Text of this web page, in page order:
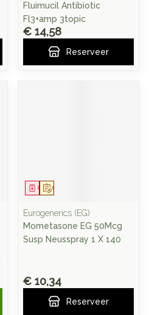
Fluimucil Antibiotic
Fl3+amp 3topic
€ 14,58
Reserveer
Op voorschrift
Geneesmiddel
Eurogenerics (EG)
Mometasone EG 50Mcg
Susp Neusspray 1 X 140
€ 10,34
Reserveer